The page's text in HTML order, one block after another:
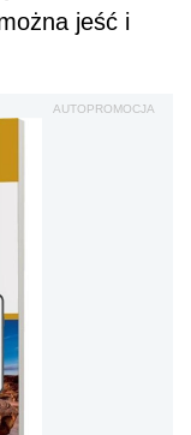
jeść i
AUTOPROMOCJA